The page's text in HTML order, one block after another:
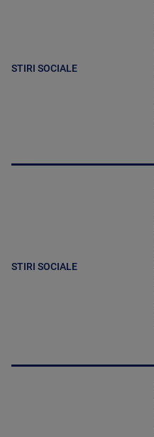
STIRI SOCIALE
STIRI SOCIALE